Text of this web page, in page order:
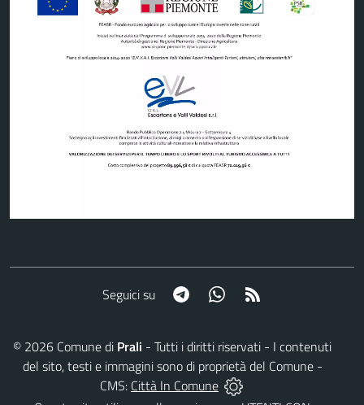
Seguici su Telegram Whatsapp
© 2026 Comune di Prali - Tutti i diritti riservati - I contenuti
del sito, testi e immagini sono di proprietà del Comune -
CMS: Città In Comune